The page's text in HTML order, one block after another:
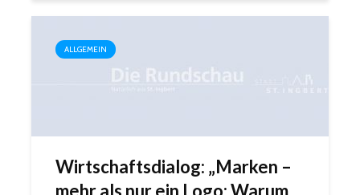
ALLGEMEIN
Wirtschaftsdialog: „Marken –
mehr als nur ein Logo: Warum...